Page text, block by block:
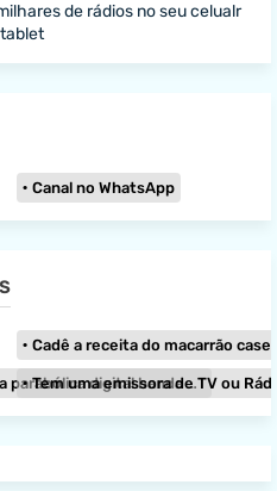
Canal no WhatsApp
Cadê a receita do macarrão caseiro
digital banda KU?
Tem uma emissora de TV ou Rádio